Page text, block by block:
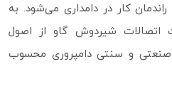
کار در دامداری می‌شود. به
اتصالات شیردوش گاو از اصول
و سنتی دامپروری محسوب